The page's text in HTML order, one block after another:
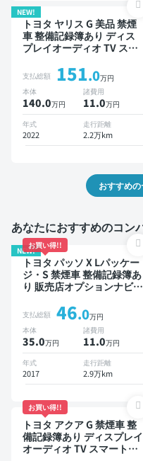
NEW!
トヨタ ヤリス G 美品 禁煙
車 整備記録簿あり ディス
プレイオーディオ TV スマ
ター ドライブレコーダー
衝突軽減
支払総額 151.0万円
本体
140.0万円
諸費用
11.0万円
年式
2022
走行距離
2.2万km
おすすめ
あなたにおすすめのコン
NEW!
お買い得!!
トヨタ パッソ X Lパッケー
ジ・S 禁煙車 整備記録簿あ
り 販売店オプションナビ
クモニター ドライブレコー
ダー 衝突軽減
支払総額 46.0万円
本体
35.0万円
諸費用
11.0万円
年式
2017
走行距離
2.9万km
お買い得!!
トヨタ アクア G 禁煙車 整
備記録簿あり ディスプレイ
オーディオ TV スマートキ